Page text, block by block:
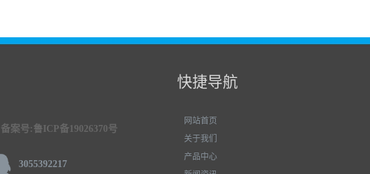
备案号:鲁ICP备19026370号
3055392217
快捷导航
网站首页
关于我们
产品中心